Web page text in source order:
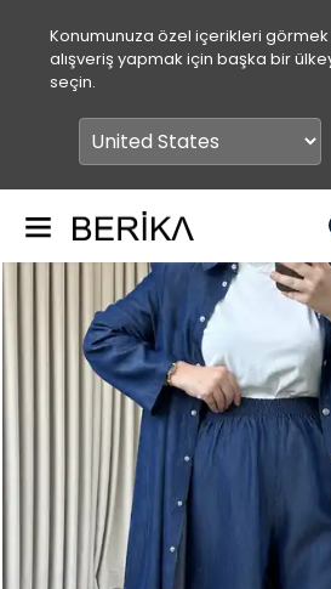
Konumunuza özel içerikleri
alışveriş yapmak için başka bir
seçin.